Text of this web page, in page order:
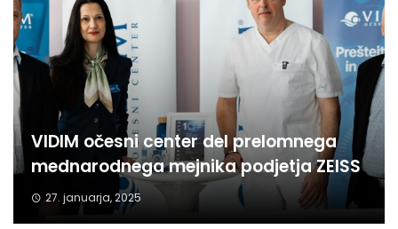
VIDIM očesni center del prelomnega
mednarodnega mejnika podjetja ZEISS
27. januarja, 2025